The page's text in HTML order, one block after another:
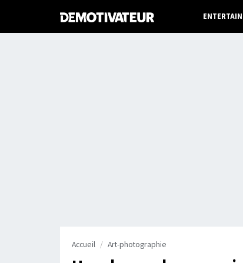
Accueil Art-photographie